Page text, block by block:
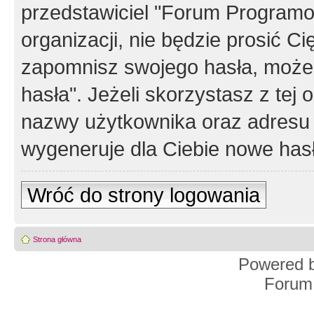
przedstawiciel "Forum
organizacji, nie będzie prosić
zapomnisz swojego hasła,
hasła". Jeżeli skorzystasz z tej
nazwy użytkownika oraz
wygeneruje dla Ciebie nowe
Wróć do strony logowania
Strona główna
Powered